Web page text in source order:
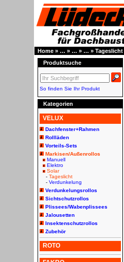
Home » … » … » … » Tageslicht
Produktsuche
So finden Sie Ihr Produkt
Kategorien
VELUX
Dachfenster+Rahmen
Rollläden
Vorteils-Sets
Markisen/Außenrollos
Manuell
Elektro
Solar
- Tageslicht
- Verdunkelung
Verdunkelungsrollos
Sichtschutzrollos
Plissees/Wabenplissees
Jalousetten
Insektenschutzrollos
Zubehör
ROTO